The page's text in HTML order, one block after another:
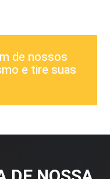
de nossos
e tire suas